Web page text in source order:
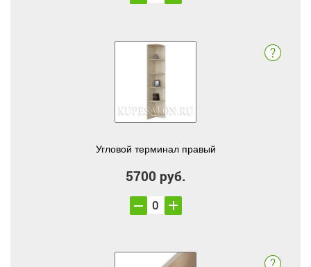
Угловой терминал правый
5700 руб.